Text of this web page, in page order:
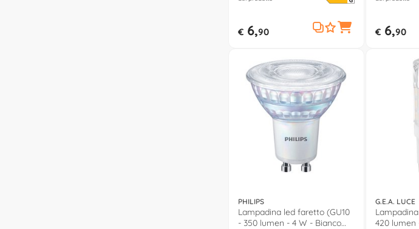
€6,90 €6,90
PHILIPS
Lampadina led faretto (GU10
- 350 lumen - 4 W - Bianco
G.E.A. LUCE
420 lumen